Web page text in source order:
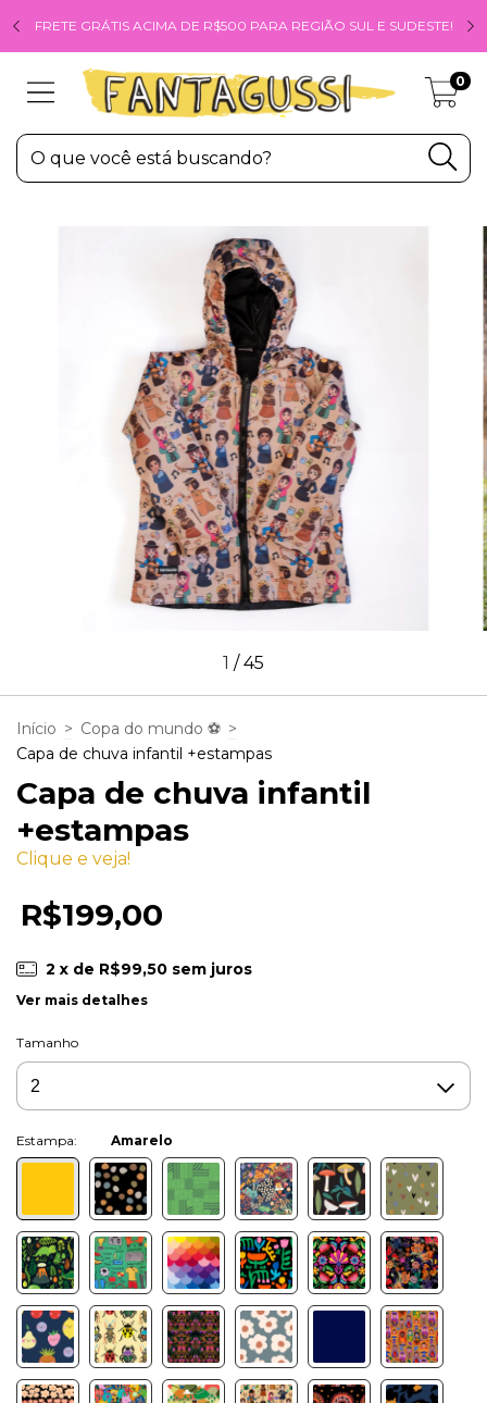
FRETE GRÁTIS ACIMA DE R$500 PARA REGIÃO SUL E SUDESTE!
0
1 /45
Início > Copa do mundo ⚽ >
Capa de chuva infantil +estampas
Capa de chuva infantil
+estampas
Clique e veja!
R$199,00
2 x de R$99,50 sem juros
Ver mais detalhes
Tamanho
Amarelo